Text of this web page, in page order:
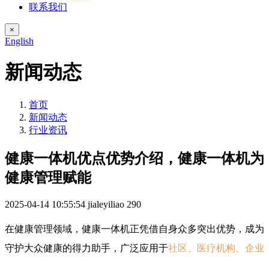
联系我们
×
English
新闻动态
首页
新闻动态
行业资讯
健康一体机优点优势介绍，健康一体机为
健康管理赋能
2025-04-14 10:55:54 jialeyiliao 290
在健康管理领域，健康一体机正凭借自身众多突出优势，成为
守护大众健康的得力助手，广泛应用于社区、医疗机构、企业